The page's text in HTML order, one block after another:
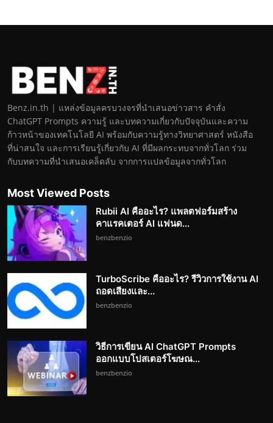
Benz.in.th | แหล่งข้อมูลครบวงจรที่นำเสนอข่าวสาร คำสั่ง
ChatGPT Prompts ความรู้ และบทความเกี่ยวกับปัจจุบันและความ
ก้าวหน้าของเทคโนโลยี AI พร้อมกับความรู้ทางวิทยาศาสตร์ หนังสือ
ที่น่าสนใจ และการเรียนรู้เกี่ยวกับ AI ที่มีผลกระทบจากทั่วโลก ร่วม
กับบทความที่นำเสนอเคล็ดลับ จากการแปลข้อมูลจากทั่วโลก
Most Viewed Posts
Rubii AI คืออะไร? แพลตฟอร์มสร้าง
คาแรคเตอร์ AI แฟนด...
benzbenzio
TurboScribe คืออะไร? รีวิวการใช้งาน AI
ถอดเสียงและ...
benzbenzio
วิธีการเขียน AI ChatGPT Prompts
ออกแบบโปสเตอร์โฆษณ...
benzbenzio